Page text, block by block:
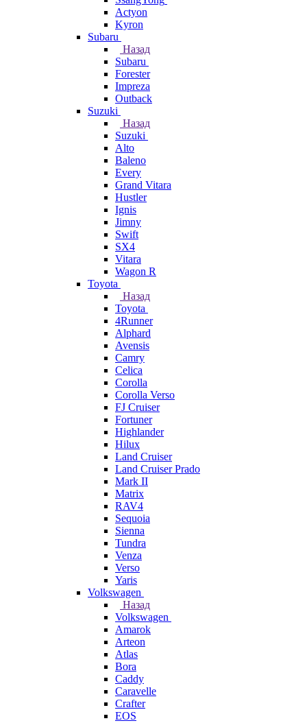
Actyon
Kyron
Subaru
Назад
Subaru
Forester
Impreza
Outback
Suzuki
Назад
Suzuki
Alto
Baleno
Every
Grand Vitara
Hustler
Ignis
Jimny
Swift
SX4
Vitara
Wagon R
Toyota
Назад
Toyota
4Runner
Alphard
Avensis
Camry
Celica
Corolla
Corolla Verso
FJ Cruiser
Fortuner
Highlander
Hilux
Land Cruiser
Land Cruiser Prado
Mark II
Matrix
RAV4
Sequoia
Sienna
Tundra
Venza
Verso
Yaris
Volkswagen
Назад
Volkswagen
Amarok
Arteon
Atlas
Bora
Caddy
Caravelle
Crafter
EOS